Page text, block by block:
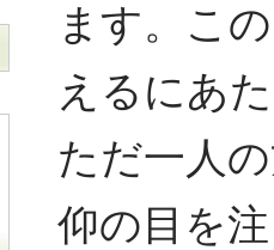
ます。こ
えるにあ
ただ一人
仰の目を